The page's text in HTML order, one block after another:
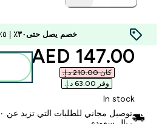
خصم يصل حتى٣٠٪
price
147.00 AED‎
كان ‏210.00 د.إ.‏‎
وفر ‏63.00 د.إ.‏‎
In stock